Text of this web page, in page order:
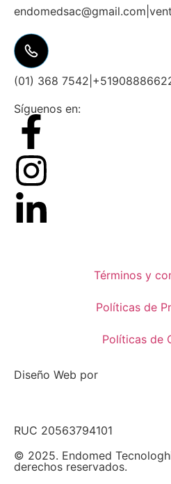
endomedsac@gmail.com
(01) 368 7542
Síguenos en:
Términos y
Políticas de
Políticas de
Diseño Web por
RUC 20563794101
© 2025. Endomed
derechos reservados.